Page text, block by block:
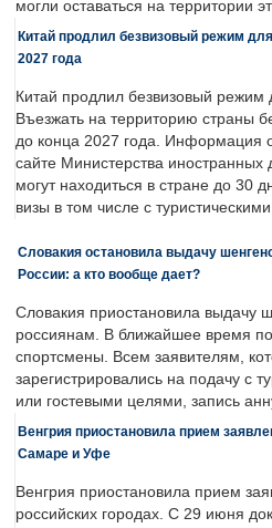
могли оставаться на территории
Китай продлил безвизовый режим
2027 года
Китай продлил безвизовый режим
Въезжать на территорию страны
до конца 2027 года. Информация
сайте Министерства иностранных
могут находиться в стране до 30
визы в том числе с
Словакия остановила выдачу
России: а кто вообще дает?
Словакия приостановила выдачу
россиянам. В ближайшее время
спортсмены. Всем заявителям,
зарегистрировались на подачу с
или гостевыми целями, запись
Венгрия приостановила прием
Самаре и Уфе
Венгрия приостановила прием
российских городах. С 29 июня